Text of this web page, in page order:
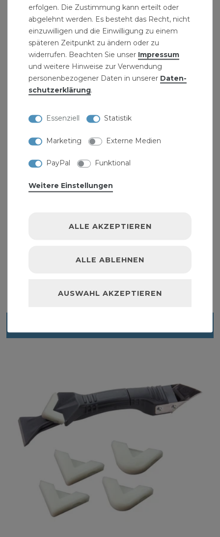
erfolgen. Die Zustimmung kann erteilt oder
abgelehnt werden. Es besteht das Recht, nicht
einzuwilligen und die Einwilligung zu einem
späteren Zeitpunkt zu ändern oder zu
widerrufen. Beachten Sie unser Impressum
und weitere Hinweise zur Verwendung
personenbezogener Daten in unserer Daten­
schutz­erklärung.
Essenziell Statistik
Marketing Externe Medien
PayPal Funktional
Weitere Einstellungen
ALLE AKZEPTIEREN
ALLE ABLEHNEN
AUSWAHL AKZEPTIEREN